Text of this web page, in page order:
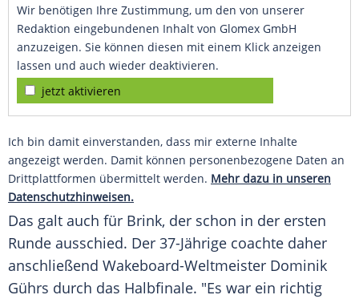
Wir benötigen Ihre Zustimmung, um den von unserer
Redaktion eingebundenen Inhalt von Glomex GmbH
anzuzeigen. Sie können diesen mit einem Klick anzeigen
lassen und auch wieder deaktivieren.
jetzt aktivieren
Ich bin damit einverstanden, dass mir externe Inhalte
angezeigt werden. Damit können personenbezogene Daten an
Drittplattformen übermittelt werden. Mehr dazu in unseren
Datenschutzhinweisen.
Das galt auch für Brink, der schon in der ersten
Runde ausschied. Der 37-Jährige coachte daher
anschließend Wakeboard-Weltmeister Dominik
Gührs durch das Halbfinale. "Es war ein richtig